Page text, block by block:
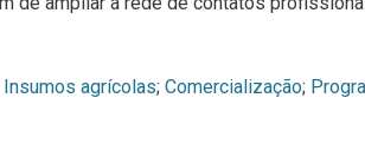
Insumos agrícolas; Comercialização;